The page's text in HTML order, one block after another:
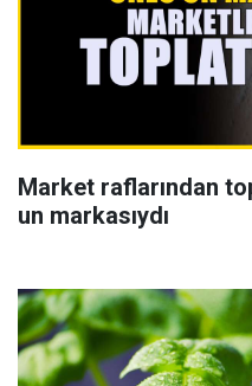
Market raflarından
un markasıydı